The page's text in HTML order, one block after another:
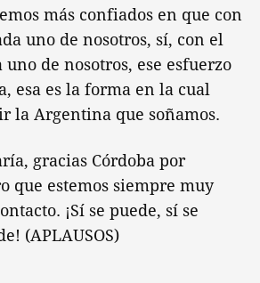
más confiados en que con
uno de nosotros, sí, con el
uno de nosotros, ese esfuerzo
esa es la forma en la cual
la Argentina que soñamos.
gracias Córdoba por
que estemos siempre muy
¡Sí se puede, sí se
(APLAUSOS)